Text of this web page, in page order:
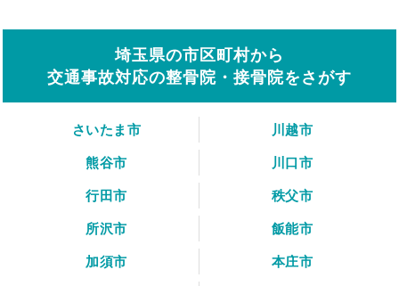
埼玉県の市区町村から
交通事故対応の整骨院・接骨院をさがす
さいたま市
川越市
熊谷市
川口市
行田市
秩父市
所沢市
飯能市
加須市
本庄市